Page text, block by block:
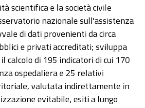
scientifica e la società civile
nazionale sull'assistenza
di dati provenienti da circa
e privati accreditati; sviluppa
calcolo di 195 indicatori di cui 170
ospedaliera e 25 relativi
valutata indirettamente in
evitabile, esiti a lungo